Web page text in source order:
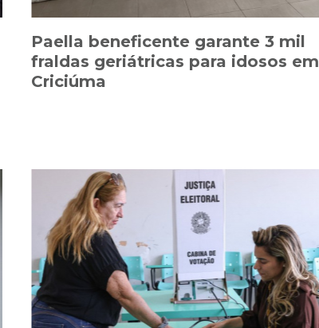
Paella beneficente garante 3 mil
fraldas geriátricas para idosos em
Criciúma